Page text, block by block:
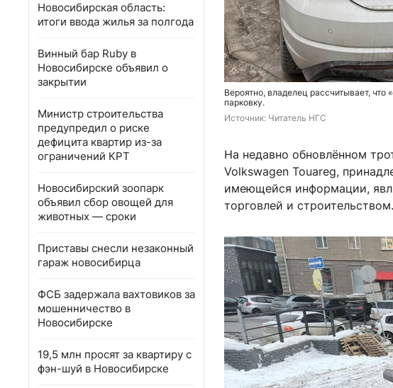
Новосибирская область:
итоги ввода жилья за полгода
Винный бар Ruby в
Новосибирске объявил о
закрытии
Министр строительства
предупредил о риске
дефицита квартир из-за
ограничений КРТ
Новосибирский зоопарк
объявил сбор овощей для
животных — сроки
Приставы снесли незаконный
гараж новосибирца
ФСБ задержала вахтовиков за
мошенничество в
Новосибирске
19,5 млн просят за квартиру с
фэн-шуй в Новосибирске
Вероятно, владелец рассчитывает,
парковку.
Источник: Читатель НГС
На недавно обновлённом
Volkswagen Touareg,
имеющейся информации,
торговлей и строительством.